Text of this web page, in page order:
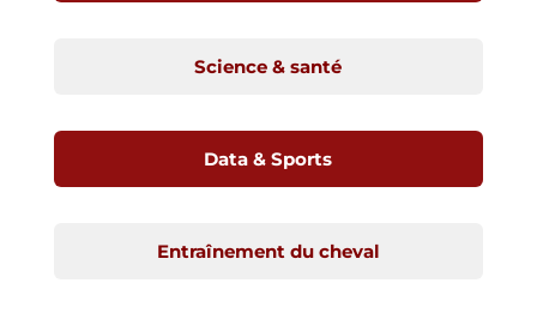
Science & santé
Data & Sports
Entraînement du cheval